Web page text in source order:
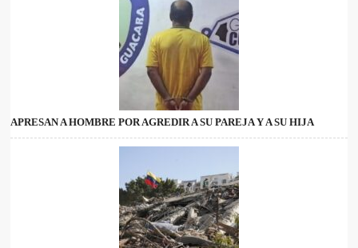
APRESAN A HOMBRE POR AGREDIR A SU PAREJA Y A SU HIJA